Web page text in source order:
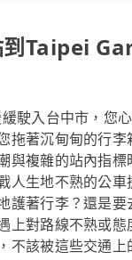
到Taipei
駛入台中市，您
拖著沉甸甸的行
與複雜的站內指
人生地不熟的公
護著行李？還是
上對路線不熟或
不該被這些交通上